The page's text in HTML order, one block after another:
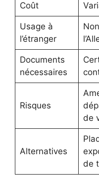
Coût
Usage à
l’étranger
Documents
nécessaires
Risques
de
Alternatives
de